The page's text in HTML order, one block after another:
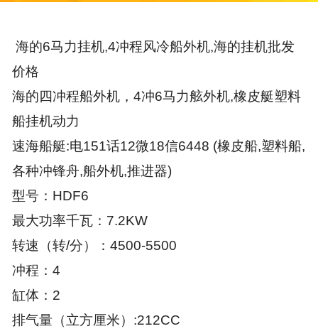
海的6马力挂机,4冲程风冷船外机,海的挂机批发
价格
海的四冲程船外机，4冲6马力舷外机,橡皮艇塑料
船挂机动力
速海船艇:电151话12微18信6448 (橡皮船,塑料船,
各种冲锋舟,船外机,推进器)
型号：HDF6
最大功率千瓦：7.2KW
转速（转/分）：4500-5500
冲程：4
缸体：2
排气量（立方厘米）:212CC